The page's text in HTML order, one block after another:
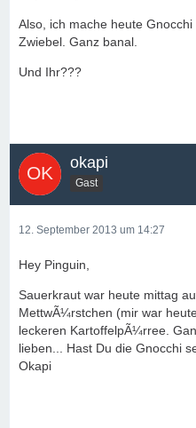
Also, ich mache heute
Zwiebel. Ganz banal.
Und Ihr???
okapi
Gast
12. September 2013 um 14:27
Hey Pinguin,
Sauerkraut war heute mittag
MettwÃ¼rstchen (mir war
leckeren KartoffelpÃ¼rree.
lieben... Hast Du die Gnocchi
Okapi